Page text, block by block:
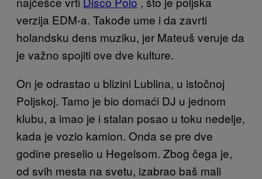
verzija EDM-a. Takođe ume i da zavrti
holandsku dens muziku, jer Mateuš veruje da
je važno spojiti ove dve kulture.
On je odrastao u blizini Lublina, u istočnoj
Poljskoj. Tamo je bio domaći DJ u jednom
klubu, a imao je i stalan posao u toku nedelje,
kada je vozio kamion. Onda se pre dve
godine preselio u Hegelsom. Zbog čega je,
od svih mesta na svetu, izabrao baš mali